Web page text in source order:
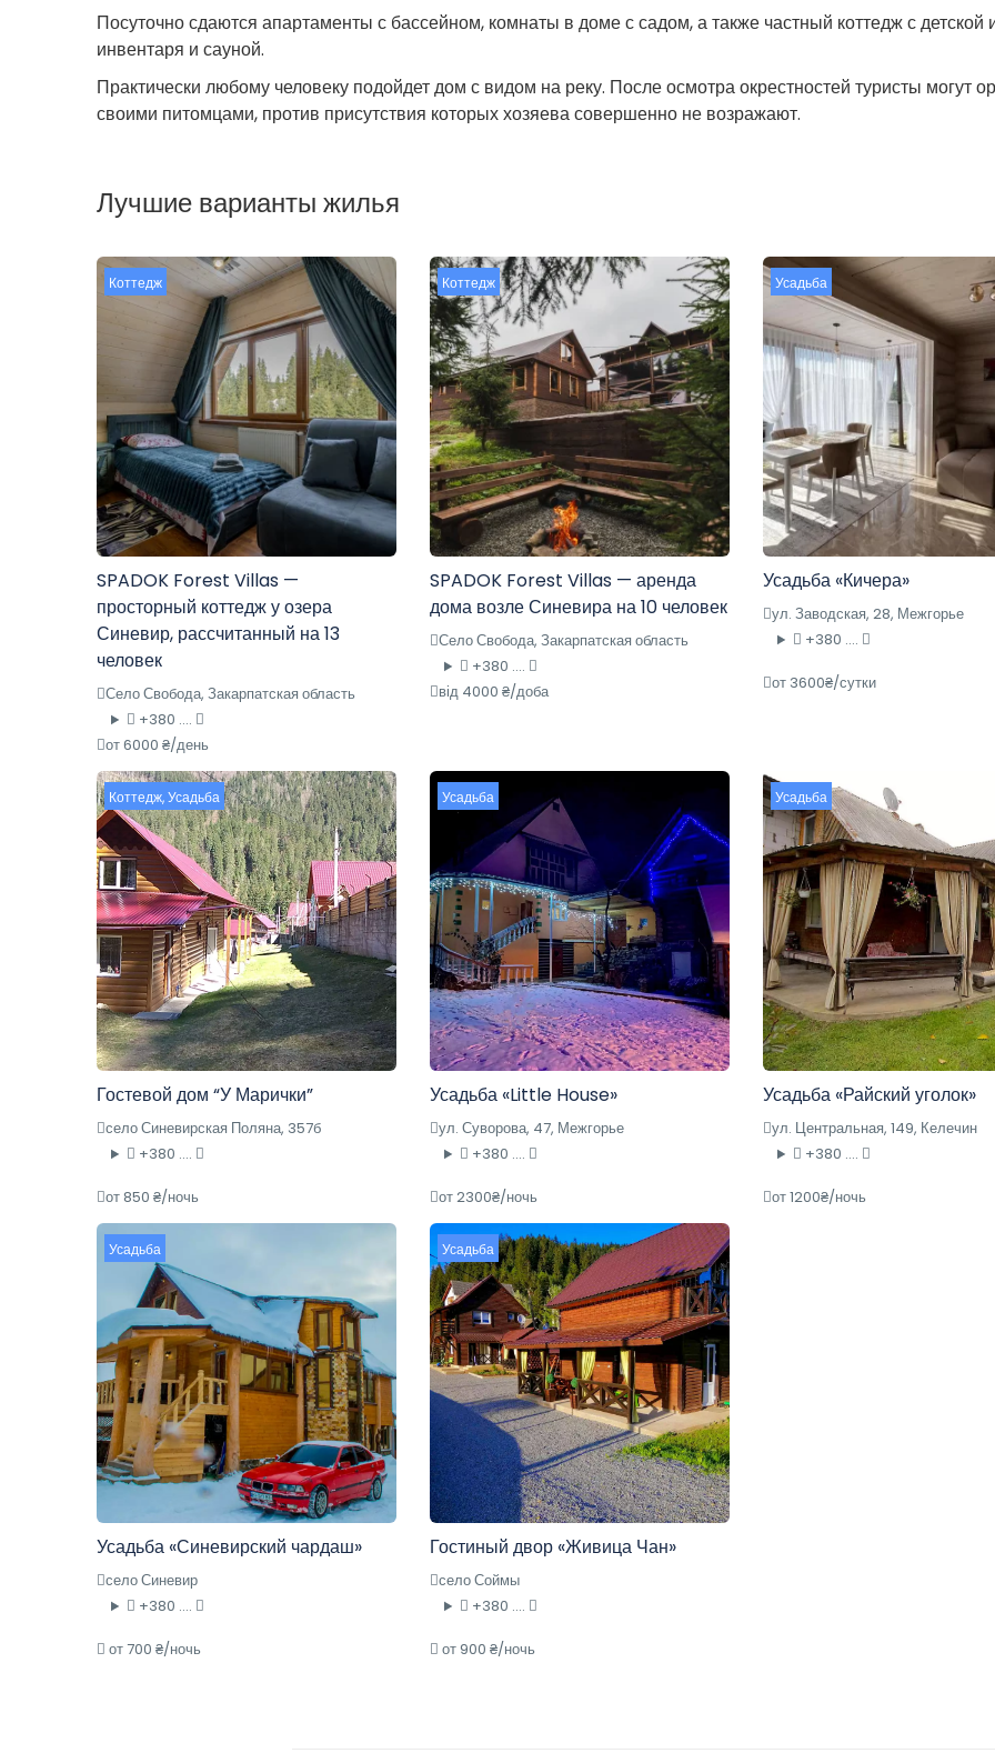
Посуточно сдаются апартаменты с бассейном, комнаты в доме с садом, а также частный коттедж с
инвентаря и сауной.
Практически любому человеку подойдет дом с видом на реку. После осмотра окрестностей туристы могут
своими питомцами, против присутствия которых хозяева совершенно не возражают.
Лучшие варианты жилья
Коттедж
SPADOK Forest Villas —
просторный коттедж у озера
Синевир, рассчитанный на 13
человек
Село Свобода, Закарпатская область
+380 ....
от 6000 ₴/день
Коттедж
SPADOK Forest Villas — аренда
дома возле Синевира на 10 человек
Село Свобода, Закарпатская область
+380 ....
від 4000 ₴/доба
Усадьба
Усадьба «Кичера»
ул. Заводская, 28, Межгорье
+380 ....
от 3600₴/сутки
Коттедж,Усадьба
Гостевой дом “У Марички”
село Синевирская Поляна, 357б
+380 ....
от 850 ₴/ночь
Усадьба
Усадьба «Little House»
ул. Суворова, 47, Межгорье
+380 ....
от 2300₴/ночь
Усадьба
Усадьба «Райский уголок»
ул. Центральная, 149, Келечин
+380 ....
от 1200₴/ночь
Усадьба
Усадьба «Синевирский чардаш»
село Синевир
+380 ....
от 700 ₴/ночь
Усадьба
Гостиный двор «Живица Чан»
село Соймы
+380 ....
от 900 ₴/ночь